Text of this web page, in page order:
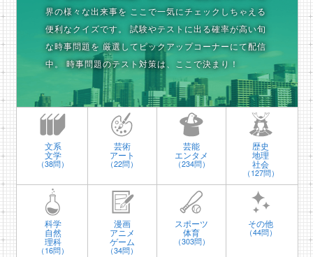
界の様々な出来事を ここで一気にチェックしちゃえる
便利なクイズです。
試験やテストに出る確率が高い旬
な時事問題を 厳選してピックアップコーナーにて配信
中。
時事問題のテスト対策は、ここで決まり！
文系
文学
（38問）
芸術
アート
（22問）
芸能
エンタメ
（234問）
歴史
地理
社会
（127問）
科学
自然
理科
（16問）
漫画
アニメ
ゲーム
（34問）
スポーツ
体育
（303問）
その他
（44問）